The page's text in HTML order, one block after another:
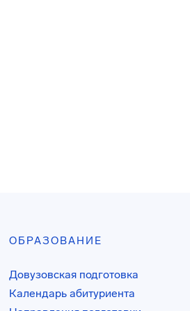
ОБРАЗОВАНИЕ
Довузовская подготовка
Календарь абитуриента